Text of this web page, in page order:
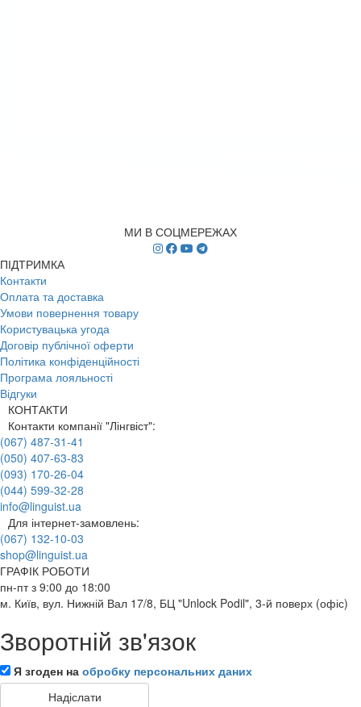
МИ В СОЦМЕРЕЖАХ
ПІДТРИМКА
Контакти
Оплата та доставка
Умови повернення товару
Користувацька угода
Договір публічної оферти
Політика конфіденційності
Програма лояльності
Відгуки
КОНТАКТИ
Контакти компанії "Лінгвіст":
(067) 487-31-41
(050) 407-63-83
(093) 170-26-04
(044) 599-32-28
info@linguist.ua
Для інтернет-замовлень:
(067) 132-10-03
shop@linguist.ua
ГРАФІК РОБОТИ
пн-пт з 9:00 до 18:00
м. Київ, вул. Нижній Вал 17/8, БЦ "Unlock Podil", 3-й поверх (офіс)
Зворотній зв'язок
Я згоден на обробку персональних даних